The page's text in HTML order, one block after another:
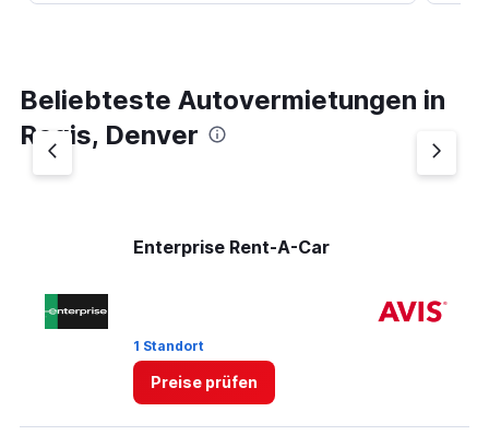
Beliebteste Autovermietungen in
Regis, Denver
Enterprise Rent-A-Car
1 Standort
Preise prüfen